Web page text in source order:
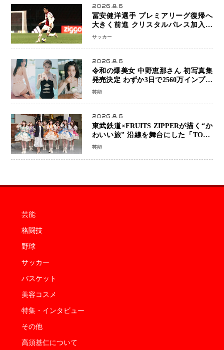
2026.8.6
冨安健洋選手 プレミアリーグ復帰へ
大きく前進 クリスタルパレス加入目
前 メディカルチェックも通過
サッカー
2026.8.6
令和の爆美女 中野恵那さん 初写真集
発売決定 わずか3日で2560万インプレ
ッションを記録した話題の美貌を凝縮
芸能
2026.8.6
東武鉄道×FRUITS ZIPPERが描く“か
わいい旅” 沿線を舞台にした「TOBU
KAWAII PROJECT」が開幕
芸能
芸能
格闘技
野球
サッカー
バスケット
美容コスメ
特集・インタビュー
その他
高須基仁について